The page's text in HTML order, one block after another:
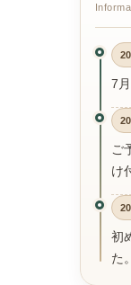
7
ご
け
初
た。